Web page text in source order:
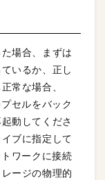
場合、まずは
いるか、正し
常な場合、
セルをバック
動してくださ
ブに指定して
ワークに接続
ージの物理的